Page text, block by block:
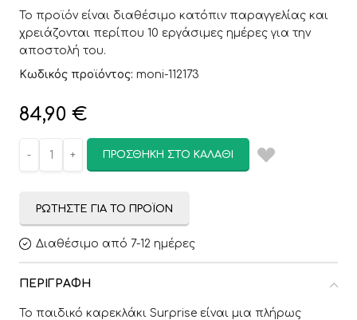
Το προϊόν είναι διαθέσιμο κατόπιν παραγγελίας και
χρειάζονται περίπου 10 εργάσιμες ημέρες για την
αποστολή του.
Κωδικός προϊόντος: moni-112173
84,90 €
ΠΡΟΣΘΉΚΗ ΣΤΟ ΚΑΛΆΘΙ
ΡΩΤΉΣΤΕ ΓΙΑ ΤΟ ΠΡΟΪΌΝ
Διαθέσιμο από 7-12 ημέρες
ΠΕΡΙΓΡΑΦΉ
Το παιδικό καρεκλάκι Surprise είναι μια πλήρως